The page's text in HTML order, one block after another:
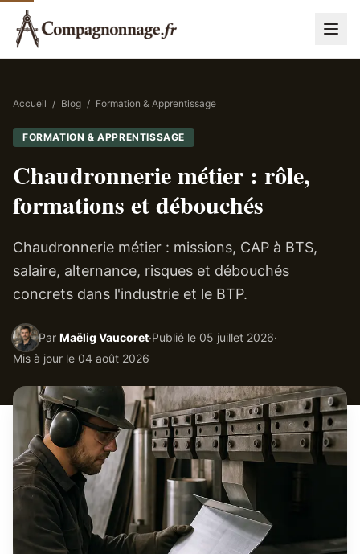
Accueil / Blog / Formation & Apprentissage
FORMATION & APPRENTISSAGE
Chaudronnerie métier : rôle,
formations et débouchés
Chaudronnerie métier : missions, CAP à BTS,
salaire, alternance, risques et débouchés
concrets dans l'industrie et le BTP.
Par Maëlig Vaucoret·Publié le 05 juillet 2026·
Mis à jour le 04 août 2026